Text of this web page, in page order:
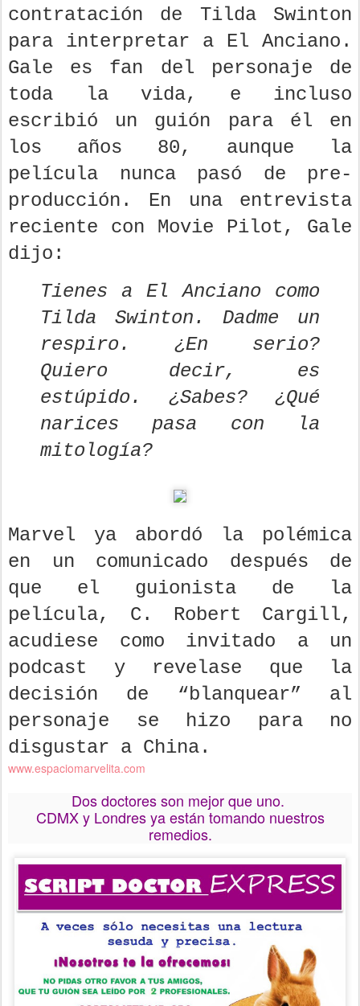
contratación de Tilda Swinton
para interpretar a El Anciano.
Gale es fan del personaje de
toda la vida, e incluso
escribió un guión para él en
los años 80, aunque la
película nunca pasó de pre-
producción. En una entrevista
reciente con Movie Pilot, Gale
dijo:
Tienes a El Anciano como
Tilda Swinton. Dadme un
respiro. ¿En serio?
Quiero decir, es
estúpido. ¿Sabes? ¿Qué
narices pasa con la
mitología?
Marvel ya abordó la polémica
en un comunicado después de
que el guionista de la
película, C. Robert Cargill,
acudiese como invitado a un
podcast y revelase que la
decisión de “blanquear” al
personaje se hizo para no
disgustar a China.
www.espaciomarvelita.com
Dos doctores son mejor que uno.
CDMX y Londres ya están tomando nuestros
remedios.